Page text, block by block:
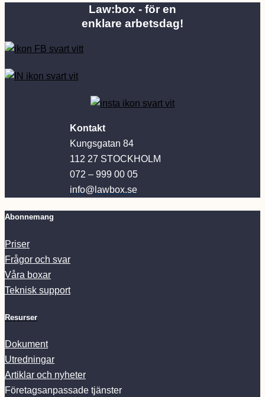
Law:box - för en
enklare arbetsdag!
Kontakt
Kungsgatan 84
112 27 STOCKHOLM
072 – 999 00 05
info@lawbox.se
Abonnemang
Priser
Frågor och svar
Våra boxar
Teknisk support
Resurser
Dokument
Utredningar
Artiklar och nyheter
Företagsanpassade tjänster